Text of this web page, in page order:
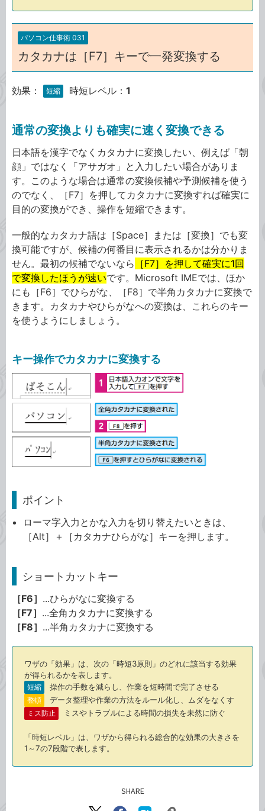
パソコン仕事術 031
カタカナは［F7］キーで一発変換する
効果： 短縮 時短レベル： 1
通常の変換よりも確実に速く変換できる
日本語を漢字でなくカタカナに変換したい、例えば「朝
顔」ではなく「アサガオ」と入力したい場合がありま
す。このような場合は通常の変換候補や予測候補を使う
のでなく、［F7］を押してカタカナに変換すれば確実に
目的の変換ができ、操作を短縮できます。
一般的なカタカナ語は［Space］または［変換］でも変
換可能ですが、候補の何番目に表示されるかは分かりま
せん。最初の候補でないなら ［F7］を押して確実に1回
で変換したほうが速いです。Microsoft IMEでは、ほか
にも［F6］でひらがな、［F8］で半角カタカナに変換で
きます。カタカナやひらがなへの変換は、これらのキー
を使うようにしましょう。
キー操作でカタカナに変換する
ポイント
ローマ字入力とかな入力を切り替えたいときは、
［Alt］＋［カタカナひらがな］キーを押します。
ショートカットキー
［F6］ ...ひらがなに変換する
［F7］ ...全角カタカナに変換する
［F8］ ...半角カタカナに変換する
ワザの「効果」は、次の「時短3原則」のどれに該当する効果
が得られるかを表します。
短縮 操作の手数を減らし、作業を短時間で完了させる
整頓 データ整理や作業の方法をルール化し、ムダをなくす
ミス防止 ミスやトラブルによる時間の損失を未然に防ぐ
「時短レベル」は、ワザから得られる総合的な効果の大きさを
1～7の7段階で表します。
SHARE